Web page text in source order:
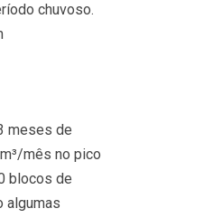
chuvoso.
meses de
mês no pico
blocos de
algumas